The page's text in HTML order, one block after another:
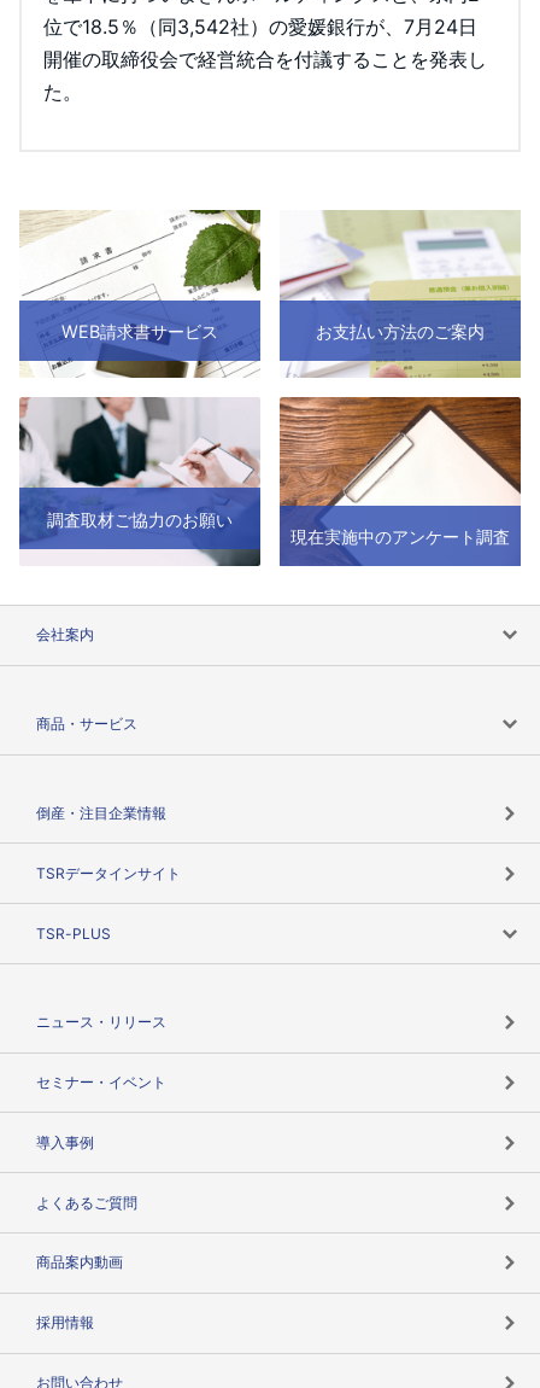
位で18.5％（同3,542社）の愛媛銀行が、7月24日
開催の取締役会で経営統合を付議することを発表し
た。
WEB請求書サービス お支払い方法のご案内
調査取材ご協力のお願い
現在実施中のアンケート調査
会社案内
商品・サービス
倒産・注目企業情報
TSRデータインサイト
TSR-PLUS
ニュース・リリース
セミナー・イベント
導入事例
よくあるご質問
商品案内動画
採用情報
お問い合わせ